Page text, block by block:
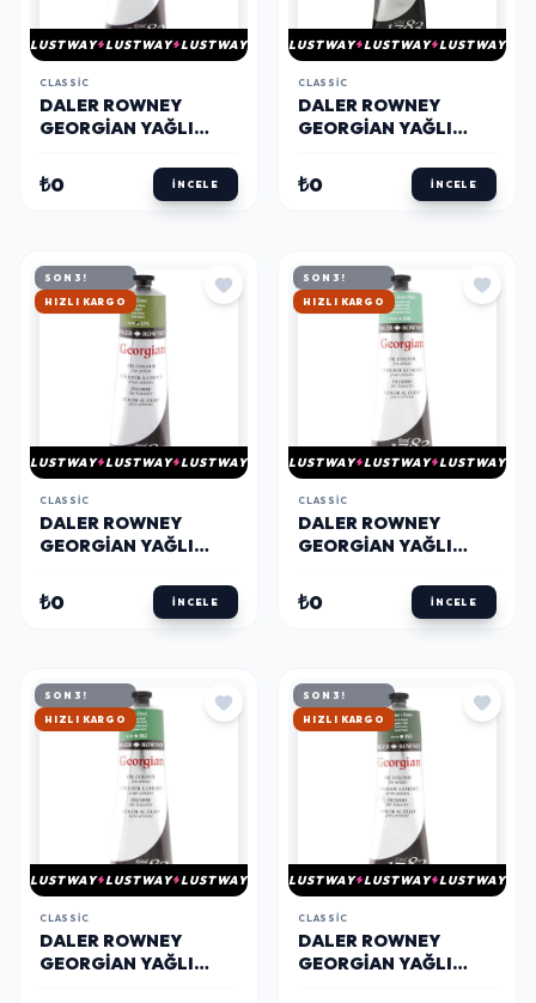
LUSTWAY LUSTWAY LUSTWAY
CLASSIC
DALER ROWNEY
GEORGIAN YAĞLI
YELLOW GREEN
₺0 İNCELE
LUSTWAY LUSTWAY LUSTWAY
CLASSIC
DALER ROWNEY
GEORGIAN YAĞLI
TERRE VERTE HUE
₺0 İNCELE
SON 3!
HIZLI KARGO
LUSTWAY LUSTWAY LUSTWAY
CLASSIC
DALER ROWNEY
GEORGIAN YAĞLI
GREEN
₺0 İNCELE
SON 3!
HIZLI KARGO
LUSTWAY LUSTWAY LUSTWAY
CLASSIC
DALER ROWNEY
GEORGIAN YAĞLI
EMERALD GREEN HUE
₺0 İNCELE
SON 3!
HIZLI KARGO
LUSTWAY LUSTWAY LUSTWAY
CLASSIC
DALER ROWNEY
GEORGIAN YAĞLI
SON 3!
HIZLI KARGO
LUSTWAY LUSTWAY LUSTWAY
CLASSIC
DALER ROWNEY
GEORGIAN YAĞLI